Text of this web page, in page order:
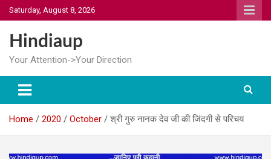
Skip
to
content
Saturday, August 8, 2026
Hindiaup
Your Attention->Your Direction
Home 2020 October श्री गुरु नानक देव जी की जिंदगी से परिचय